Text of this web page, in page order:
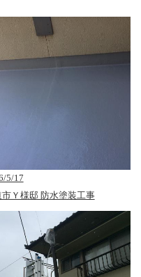
5/17
市Ｙ様邸 防水塗装工事